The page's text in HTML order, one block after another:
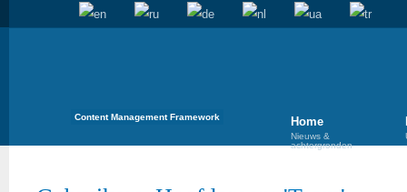
Content Management Framework Home
Nieuws &
achtergronden